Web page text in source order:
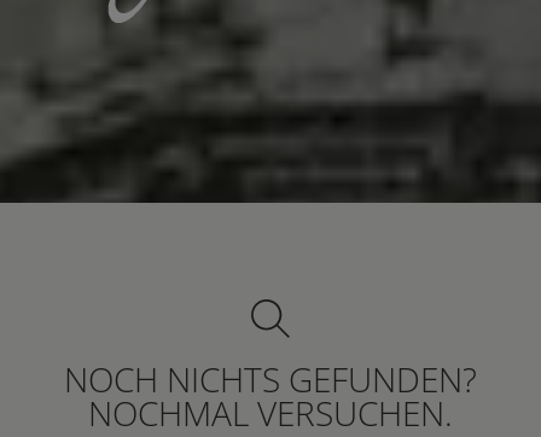
NOCH NICHTS GEFUNDEN?
NOCHMAL VERSUCHEN.